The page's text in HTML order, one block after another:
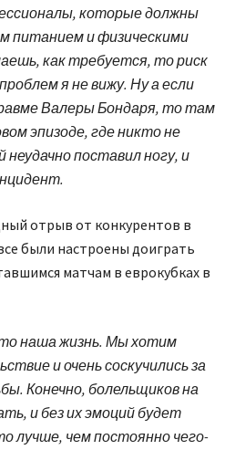
которые должны
питанием и физическими
как требуется, то риск
я не вижу. Ну а если
Валеры Бондаря, то там
эпизоде, где никто не
поставил ногу, и
отрыв от конкурентов в
были настроены доиграть
матчам в еврокубках в
наша жизнь. Мы хотим
и очень соскучились за
Конечно, болельщиков на
и без их эмоций будет
лучше, чем постоянно чего-